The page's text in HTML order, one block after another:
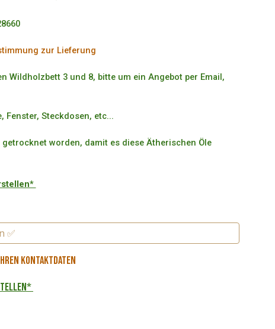
zur Lieferung
Wildholzbett 3 und 8, bitte um ein Angebot per Email,
Fenster, Steckdosen, etc...
worden, damit es diese Ätherischen Öle
✅
Kontaktdaten